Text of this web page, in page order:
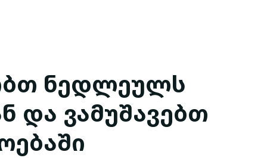
ნედლეულს
და ვამუშავებთ